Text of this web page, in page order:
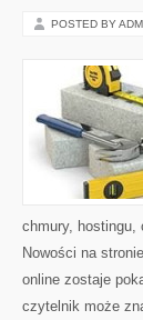
POSTED BY
chmury, hostingu,
Nowości na
online zostaje
czytelnik może